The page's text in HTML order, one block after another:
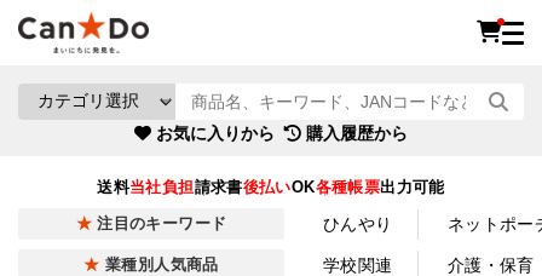
お気に入りから 購入履歴から
送料当社負担請求書後払いOK各種帳票出力可能
注目のキーワード ひんやり ネットポー
業種別人気商品 学校関連 介護・保育